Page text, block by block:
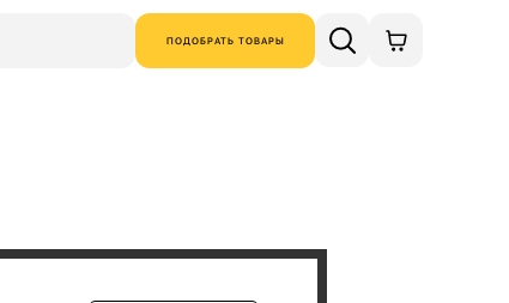
ПОДОБРАТЬ ТОВАРЫ